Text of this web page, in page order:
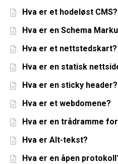
Hva er et hodeløst CMS?
Hva er en Schema
Hva er et nettstedskart?
Hva er en statisk
Hva er en sticky header?
Hva er et webdomene?
Hva er en trådramme
Hva er Alt-tekst?
Hva er en åpen